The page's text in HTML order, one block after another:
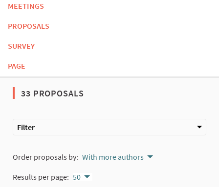
MEETINGS
PROPOSALS
SURVEY
PAGE
33 PROPOSALS
Filter
Order proposals by: With more authors
Results per page: 50